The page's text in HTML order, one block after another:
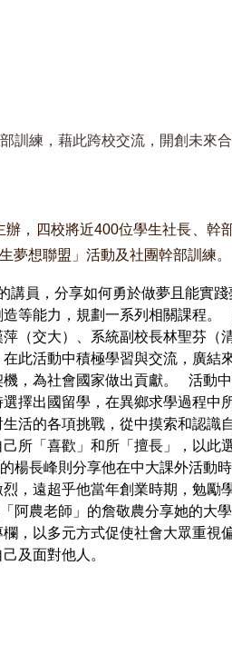
訓練，藉此跨校交流，開創未來
，四校將近400位學生社長、幹
夢想聯盟」活動及社團幹部訓練。
講員，分享如何勇於做夢且能實踐
等能力，規劃一系列相關課程。
（交大）、系統副校長林聖芬（清
此活動中積極學習與交流，廣結
，為社會國家做出貢獻。 活動
擇出國留學，在異鄉求學過程中
活的各項挑戰，從中摸索和認識
所「喜歡」和所「擅長」，以此
楊長峰則分享他在中大課外活動
，遠超乎他當年創業時期，勉勵
阿農老師」的詹敬農分享她的大
，以多元方式促使社會大眾重視
及面對他人。